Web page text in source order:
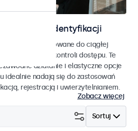
dostępu i identyfikacji
zaprojektowane do ciągłej
z systemami kontroli dostępu. Te
działanie i elastyczne opcje
idealnie nadają się do zastosowań
rejestracją i uwierzytelnianiem.
Zobacz więcej
Sortuj